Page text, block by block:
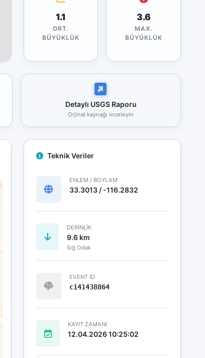
1.1
ORT.
BÜYÜKLÜK
3.6
MAX.
BÜYÜKLÜK
Detaylı USGS Raporu
Orjinal kaynağı inceleyin
Teknik Veriler
ENLEM / BOYLAM
33.3013 / -116.2832
DERINLIK
9.6 km
Sığ Odak
EVENT ID
ci41438864
KAYIT ZAMANI
12.04.2026 10:25:02